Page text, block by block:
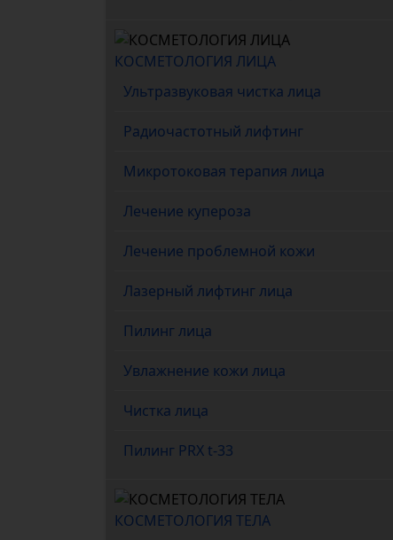
КОСМЕТОЛОГИЯ ЛИЦА
Ультразвуковая чистка лица
Радиочастотный лифтинг
Микротоковая терапия лица
Лечение купероза
Лечение проблемной кожи
Лазерный лифтинг лица
Пилинг лица
Увлажнение кожи лица
Чистка лица
Пилинг PRX t-33
КОСМЕТОЛОГИЯ ТЕЛА